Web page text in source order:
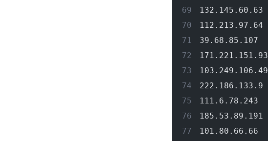
132.145.60.63
112.213.97.64
39.68.85.107
171.221.151.93
103.249.106.49
222.186.133.9
111.6.78.243
185.53.89.191
101.80.66.66